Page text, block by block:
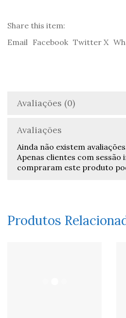
Share this item:
Email Facebook Twitter X
Avaliações (0)
Avaliações
Ainda não existem
Apenas clientes com sessão
compraram este produto
Produtos